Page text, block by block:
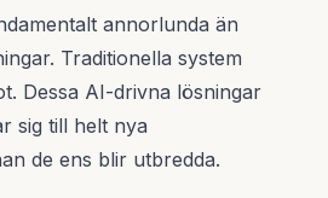
annorlunda än
Traditionella system
Dessa AI-drivna lösningar
sig till helt nya
de ens blir utbredda.